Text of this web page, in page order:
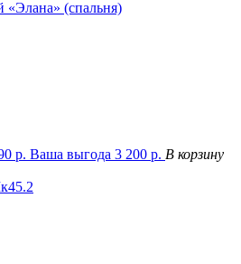
(спальня)
р. Ваша выгода 3 200 р. В корзину